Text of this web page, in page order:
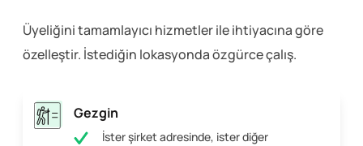
Üyeliğini tamamlayıcı hizmetler ile ihtiyacına göre
özelleştir. İstediğin lokasyonda özgürce çalış.
Gezgin
İster şirket adresinde, ister diğer